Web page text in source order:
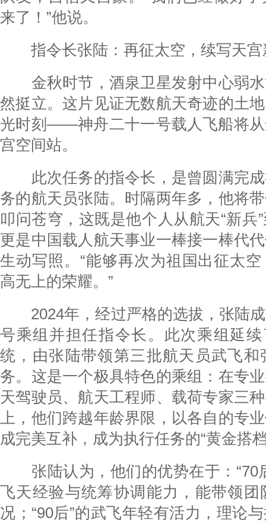
来了！”他说。
指令长张陆：再征太空，续写天宫
金秋时节，酒泉卫星发射中心弱水
然挺立。这片见证无数航天奇迹的土
光时刻——神舟二十一号载人飞船将
宫空间站。
此次任务的指令长，是曾圆满完成
务的航天员张陆。时隔两年多，他将
叩问苍穹，这既是他个人从航天“新兵
更是中国载人航天事业一棒接一棒代
生动写照。“能够再次为祖国出征太
高无上的荣耀。”
2024年，经过严格的选拔，张陆成
号乘组并担任指令长。此次乘组延续
统，由张陆带领第三批航天员武飞和
务。这是一个极具特色的乘组：在专
天驾驶员、航天工程师、载荷专家三
上，他们跨越年龄界限，以各自的专
成完美互补，成为执行任务的“黄金搭
张陆认为，他们的优势在于：“70
飞天经验与统筹协调能力，能带领团
况；“90后”的武飞年轻有活力，理论